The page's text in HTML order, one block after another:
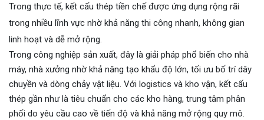
Trong thực tế, kết cấu thép tiền chế được ứng dụng rộng rãi
trong nhiều lĩnh vực nhờ khả năng thi công nhanh, không gian
linh hoạt và dễ mở rộng.
Trong công nghiệp sản xuất, đây là giải pháp phổ biến cho nhà
máy, nhà xưởng nhờ khả năng tạo khẩu độ lớn, tối ưu bố trí dây
chuyền và dòng chảy vật liệu. Với logistics và kho vận, kết cấu
thép gần như là tiêu chuẩn cho các kho hàng, trung tâm phân
phối do yêu cầu cao về tiến độ và khả năng mở rộng quy mô.